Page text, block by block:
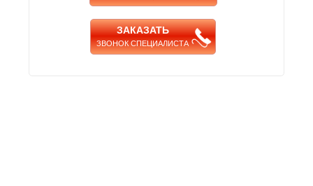
ЗАКАЗАТЬ
ЗВОНОК СПЕЦИАЛИСТА